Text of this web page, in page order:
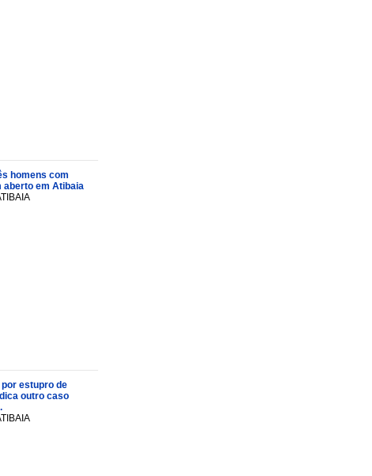
homens com
aberto em Atibaia
por estupro de
outro caso